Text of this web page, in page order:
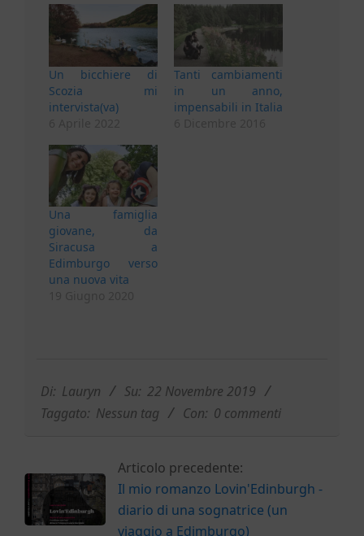
Un bicchiere di
Scozia mi
intervista(va)
Tanti cambiamenti
in un anno,
impensabili in Italia
Una famiglia
giovane, da
Siracusa a
Edimburgo verso
una nuova vita
22
Di: Lauryn Su: 22 Novembre 2019
Taggato: Nessun tag Con: 0 commenti
Articolo precedente:
Il mio romanzo Lovin'Edinburgh -
diario di una sognatrice (un
viaggio a Edimburgo)